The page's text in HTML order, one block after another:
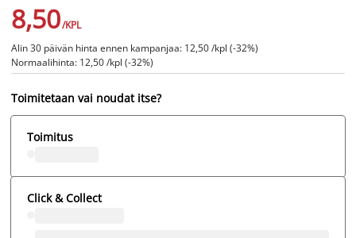
8,50/KPL
Alin 30 päivän hinta ennen kampanjaa: 12,50 /kpl (-32%)
Normaalihinta: 12,50 /kpl (-32%)
Toimitetaan vai noudat itse?
Toimitus
Click & Collect